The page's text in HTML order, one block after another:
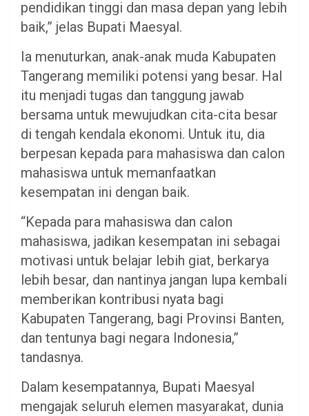
pendidikan tinggi dan masa depan yang lebih
baik,” jelas Bupati Maesyal.
Ia menuturkan, anak-anak muda Kabupaten
Tangerang memiliki potensi yang besar. Hal
itu menjadi tugas dan tanggung jawab
bersama untuk mewujudkan cita-cita besar
di tengah kendala ekonomi. Untuk itu, dia
berpesan kepada para mahasiswa dan calon
mahasiswa untuk memanfaatkan
kesempatan ini dengan baik.
“Kepada para mahasiswa dan calon
mahasiswa, jadikan kesempatan ini sebagai
motivasi untuk belajar lebih giat, berkarya
lebih besar, dan nantinya jangan lupa kembali
memberikan kontribusi nyata bagi
Kabupaten Tangerang, bagi Provinsi Banten,
dan tentunya bagi negara Indonesia,”
tandasnya.
Dalam kesempatannya, Bupati Maesyal
mengajak seluruh elemen masyarakat, dunia